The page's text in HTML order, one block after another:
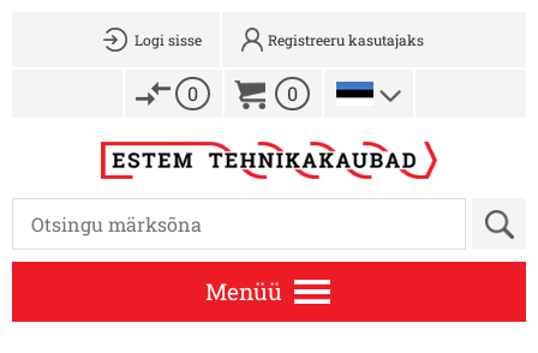
Logi sisse Registreeru kasutajaks
0 0
Menüü